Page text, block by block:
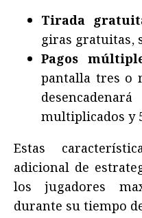
Tirada
giras gratuitas,
Pagos
pantalla tres o
multiplicados y
Estas
adicional de
los jugadores
durante su tiempo